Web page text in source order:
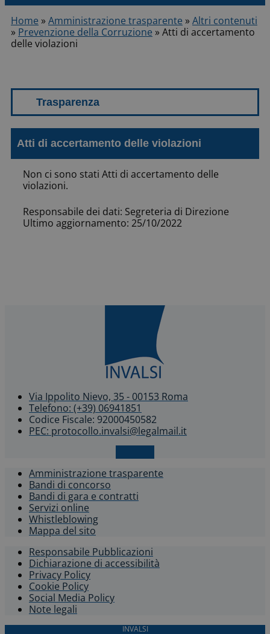
Home »Amministrazione trasparente »Altri contenuti
» Prevenzione della Corruzione »Atti di accertamento
delle violazioni
Atti di accertamento delle violazioni
Non ci sono stati Atti di accertamento delle
violazioni.
Responsabile dei dati: Segreteria di Direzione
Ultimo aggiornamento: 25/10/2022
Via Ippolito Nievo, 35 - 00153 Roma
Telefono: (+39) 06941851
Codice Fiscale: 92000450582
PEC: protocollo.invalsi@legalmail.it
Amministrazione trasparente
Bandi di concorso
Bandi di gara e contratti
Servizi online
Whistleblowing​
Mappa del sito
Responsabile Pubblicazioni
Dichiarazione di accessibilità​
Privacy Policy
Cookie Policy
Social Media Policy
Note legali
INVALSI